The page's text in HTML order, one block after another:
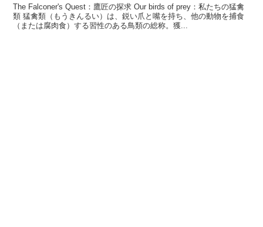
The Falconer's Quest：鷹匠の探求 Our birds of prey：私たちの猛禽
類 猛禽類（もうきんるい）は、鋭い爪と嘴を持ち、他の動物を捕食
（または腐肉食）する習性のある鳥類の総称。獲...